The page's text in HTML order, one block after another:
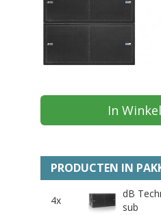
In
PRODUCTEN IN
4x
dB
sub